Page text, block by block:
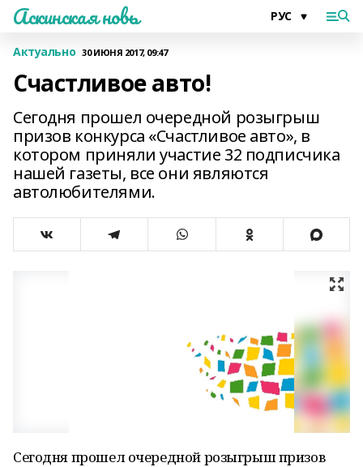
Аскинская новь
Актуально 30 ИЮНЯ 2017, 09:47
Счастливое авто!
Сегодня прошел очередной розыгрыш
призов конкурса «Счастливое авто», в
котором приняли участие 32 подписчика
нашей газеты, все они являются
автолюбителями.
Сегодня прошел очередной розыгрыш призов